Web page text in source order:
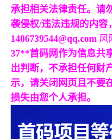
承担相关法律责任。请
袭侵权/违法违规的内容
1406739544@qq.com 风
37**首码网作为信息共
出判断，不承担任何财
示，请关闭网页且不要
损失由您个人承担。